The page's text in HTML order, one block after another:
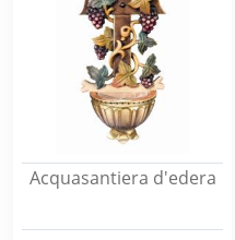
Acquasantiera d'edera